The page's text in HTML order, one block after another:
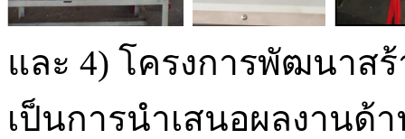
และ 4) โครงการพัฒนาส
เป็นการนำเสนอผลงานด้